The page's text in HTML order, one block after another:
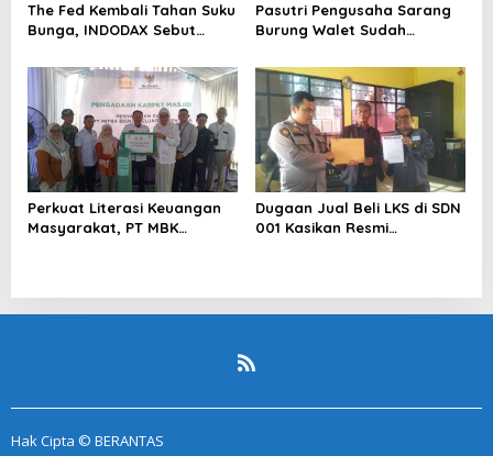
The Fed Kembali Tahan Suku
Bunga, INDODAX Sebut
Sentimen Pasar
Pasutri Pengusaha Sarang
Burung Walet Sudah
Pelapor Desak Polda Jambi
Segera Lakukan Penahanan
Perkuat Literasi Keuangan
Masyarakat, PT MBK
Dugaan Jual Beli LKS di SDN
001 Kasikan Resmi
Hak Cipta © BERANTAS